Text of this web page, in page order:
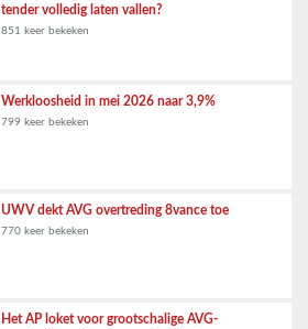
tender volledig laten vallen?
851 keer bekeken
Werkloosheid in mei 2026 naar 3,9%
799 keer bekeken
UWV dekt AVG overtreding 8vance toe
770 keer bekeken
Het AP loket voor grootschalige AVG-